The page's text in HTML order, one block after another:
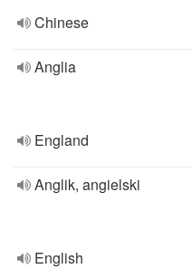
Chinese
Anglia
England
Anglik, angielski
English